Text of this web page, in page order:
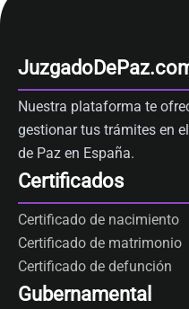
Nuestra plataforma te
gestionar tus trámites en
de Paz en España.
Certificados
Certificado de nacimiento
Certificado de matrimonio
Certificado de defunción
Gubernamental